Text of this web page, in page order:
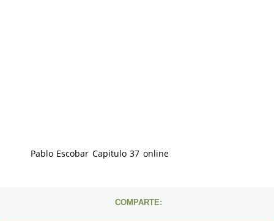
Pablo Escobar Capitulo 37 online
COMPARTE: